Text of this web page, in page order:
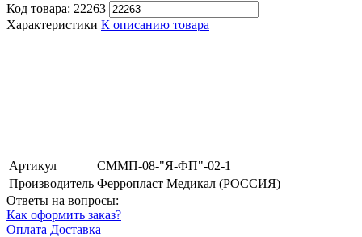
Код товара: 22263
Характеристики К описанию товара
Артикул
СММП-08-"Я-ФП"-02-1
Производитель Ферропласт Медикал (РОССИЯ)
Ответы на вопросы:
Как оформить заказ?
Оплата Доставка